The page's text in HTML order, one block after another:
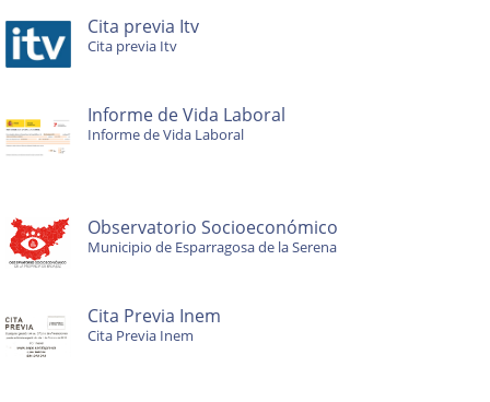
Cita previa Itv
Cita previa Itv
Informe de Vida Laboral
Informe de Vida Laboral
Observatorio Socioeconómico
Municipio de Esparragosa de la Serena
Cita Previa Inem
Cita Previa Inem